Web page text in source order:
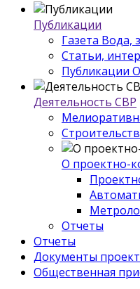
Публикации
Газета Вода,
Статьи,
Публикации
Деятельность СВР
О проектно-
Отчеты
Отчеты
Документы
Общественная